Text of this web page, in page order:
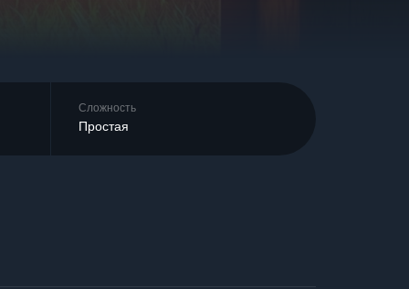
Сложность
Простая